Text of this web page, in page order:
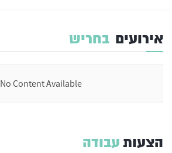
אירועים בחריש
No Content Available
הצעותעבודה